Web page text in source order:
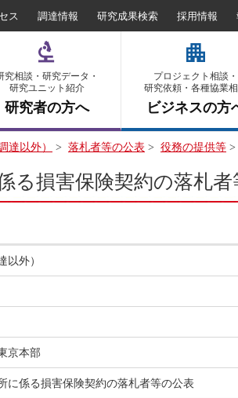
ス 調達情報 研究成果検索 採用情報
究相談・研究データ・
研究ユニット紹介
研究者の方へ
プロジェクト相談・
研究依頼・各種協業
ビジネスの方
達以外） > 落札者等の公表 > 役務の提供等 >
る損害保険契約の落札
以外）
京本部
に係る損害保険契約の落札者等の公表